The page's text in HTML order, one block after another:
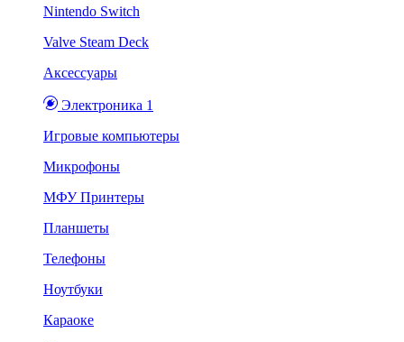
Nintendo Switch
Valve Steam Deck
Аксессуары
Электроника 1
Игровые компьютеры
Микрофоны
МФУ Принтеры
Планшеты
Телефоны
Ноутбуки
Караоке